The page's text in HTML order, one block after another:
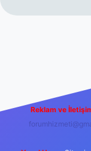
Reklam ve